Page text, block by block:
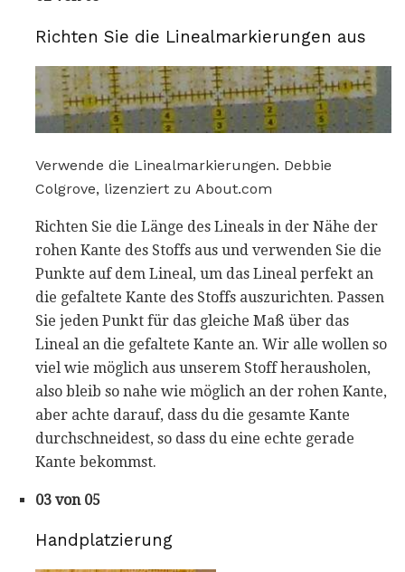
Richten Sie die Linealmarkierungen aus
Verwende die Linealmarkierungen. Debbie
Colgrove, lizenziert zu About.com
Richten Sie die Länge des Lineals in der Nähe der
rohen Kante des Stoffs aus und verwenden Sie die
Punkte auf dem Lineal, um das Lineal perfekt an
die gefaltete Kante des Stoffs auszurichten. Passen
Sie jeden Punkt für das gleiche Maß über das
Lineal an die gefaltete Kante an. Wir alle wollen so
viel wie möglich aus unserem Stoff herausholen,
also bleib so nahe wie möglich an der rohen Kante,
aber achte darauf, dass du die gesamte Kante
durchschneidest, so dass du eine echte gerade
Kante bekommst.
03 von 05
Handplatzierung